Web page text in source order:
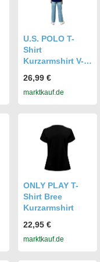
Rundhals,
Aufschlag, Shirts
T-Shirt, aus
weichem Jersey,
Kurzarmshirt,
sportlich und
Topseller
U.S. POLO T-
Shirt
Kurzarmshirt V-
26,99 €
marktkauf.de
ONLY PLAY T-
Shirt Bree
Kurzarmshirt
22,95 €
marktkauf.de